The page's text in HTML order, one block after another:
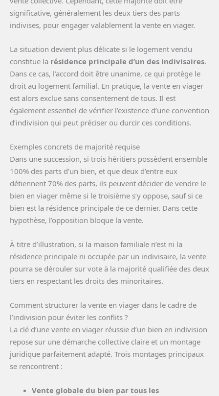
significative, généralement les deux tiers des parts
indivises, pour engager valablement la vente en viager.
La situation devient plus délicate si le logement vendu
constitue la résidence principale d’un des indivisaires.
Dans ce cas, l’accord doit être unanime, ce qui protège le
droit au logement familial. En pratique, la vente en viager
est alors exclue sans consentement de tous. Il est
également essentiel de vérifier l’existence d’une convention
d’indivision qui peut préciser ou durcir ces conditions.
Exemples concrets de majorité requise
Dans une succession, si trois héritiers possèdent ensemble
100% des parts d’un bien, et que deux d’entre eux
détiennent 70% des parts, ils peuvent décider de vendre le
bien en viager même si le troisième s’y oppose, sauf si ce
bien est la résidence principale de ce dernier. Dans cette
hypothèse, l’opposition bloque la vente.
À titre d’illustration, si la maison familiale n’est ni la
résidence principale ni occupée par un indivisaire, la vente
pourra se dérouler sur vote à la majorité qualifiée des deux
tiers en respectant les droits des minoritaires.
Comment structurer la vente en viager dans le cadre de
l’indivision pour éviter les conflits ?
La clé d’une vente en viager réussie d’un bien en indivision
repose sur une démarche collective claire et un montage
juridique parfaitement adapté. Trois montages principaux
se rencontrent :
Vente globale du bien par tous les